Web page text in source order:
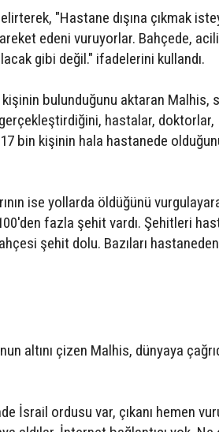
"Hastane dışına çıkmak
edeni vuruyorlar. Bahçede,
gibi değil." ifadelerini kullandı.
bulunduğunu aktaran Malhis,
hastalar, doktorlar,
bin kişinin hala hastanede
ise yollarda öldüğünü
fazla şehit vardı. Şehitleri
şehit dolu. Bazıları hastaneden
altını çizen Malhis, dünyaya
İsrail ordusu var, çıkanı hemen